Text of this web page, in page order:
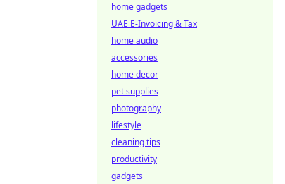
home gadgets
UAE E-Invoicing & Tax
home audio
accessories
home decor
pet supplies
photography
lifestyle
cleaning tips
productivity
gadgets